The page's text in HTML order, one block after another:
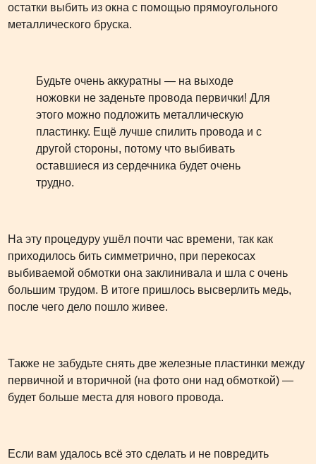
остатки выбить из окна с помощью прямоугольного
металлического бруска.
Будьте очень аккуратны — на выходе
ножовки не заденьте провода первички! Для
этого можно подложить металлическую
пластинку. Ещё лучше спилить провода и с
другой стороны, потому что выбивать
оставшиеся из сердечника будет очень
трудно.
На эту процедуру ушёл почти час времени, так как
приходилось бить симметрично, при перекосах
выбиваемой обмотки она заклинивала и шла с очень
большим трудом. В итоге пришлось высверлить медь,
после чего дело пошло живее.
Также не забудьте снять две железные пластинки между
первичной и вторичной (на фото они над обмоткой) —
будет больше места для нового провода.
Если вам удалось всё это сделать и не повредить